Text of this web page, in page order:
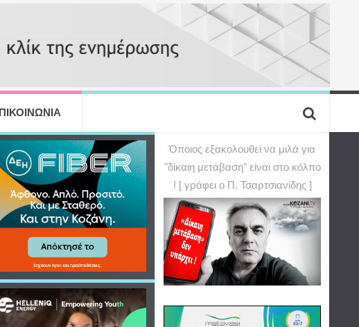
Όποιος εξακολουθεί να μιλά για
"δίκαιη μετάβαση" είναι στο κόλπο
! [ γράφει ο Π. Τσαρτσιανίδης ]